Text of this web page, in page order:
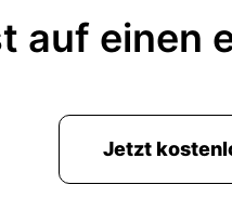
auf einen
Jetzt